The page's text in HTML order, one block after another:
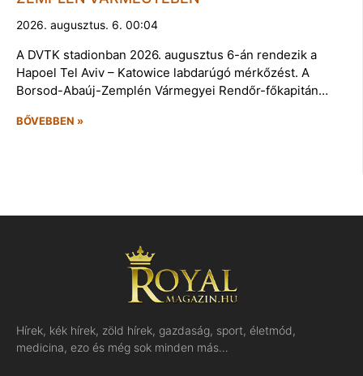
2026. augusztus. 6. 00:04
A DVTK stadionban 2026. augusztus 6-án rendezik a
Hapoel Tel Aviv – Katowice labdarúgó mérkőzést. A
Borsod-Abaúj-Zemplén Vármegyei Rendőr-főkapitán…
BŐVEBBEN »
Hírek, kék hírek, zöld hírek, gazdaság, sport, életmód,
medicina, ezo és még sok minden más…